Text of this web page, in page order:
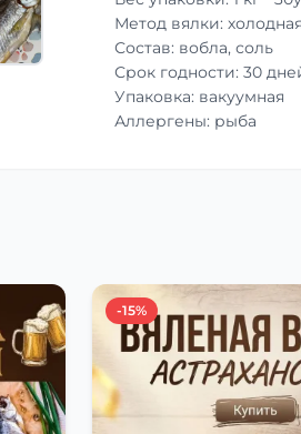
Метод вялки:
Состав: вобла, соль
Срок годности: 30
Упаковка: вакуумная
Аллергены: рыба
-15%